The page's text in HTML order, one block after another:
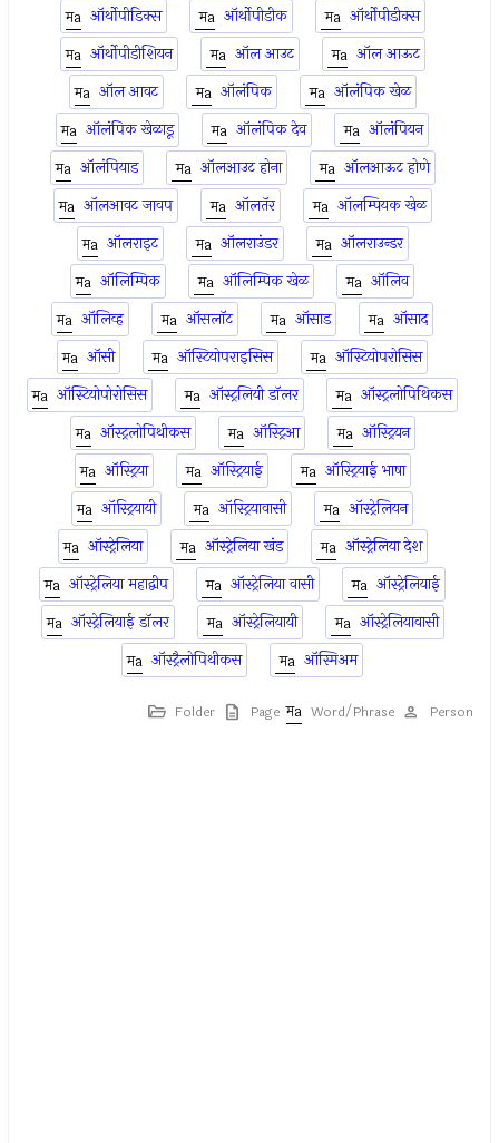
ऑर्थोपीडिक्स
ऑर्थोपीडीक
ऑर्थोपीडीक्स
ऑर्थोपीडीशियन
ऑल आउट
ऑल आऊट
ऑल आवट
ऑलंपिक
ऑलंपिक खेळ
ऑलंपिक खेळाडू
ऑलंपिक देव
ऑलंपियन
ऑलंपियाड
ऑलआउट होना
ऑलआऊट होणे
ऑलआवट जावप
ऑलतॅर
ऑलम्पियक खेळ
ऑलराइट
ऑलराउंडर
ऑलराउन्डर
ऑलिम्पिक
ऑलिम्पिक खेळ
ऑलिव
ऑलिव्ह
ऑसलॉट ऑसाड
ऑसाद
ऑसी
ऑस्टियोपराइसिस
ऑस्टियोपरोसिस
ऑस्टियोपोरोसिस
ऑस्ट्रलियी डॉलर
ऑस्ट्रलोपिथिकस
ऑस्ट्रलोपिथीकस
ऑस्ट्रिआ
ऑस्ट्रियन
ऑस्ट्रिया
ऑस्ट्रियाई
ऑस्ट्रियाई भाषा
ऑस्ट्रियायी
ऑस्ट्रियावासी
ऑस्ट्रेलियन
ऑस्ट्रेलिया
ऑस्ट्रेलिया खंड
ऑस्ट्रेलिया देश
ऑस्ट्रेलिया महाद्वीप
ऑस्ट्रेलिया वासी
ऑस्ट्रेलियाई
ऑस्ट्रेलियाई डॉलर
ऑस्ट्रेलियायी
ऑस्ट्रेलियावासी
ऑस्ट्रैलोपिथीकस
ऑस्मिअम
Folder Page Word/Phrase Person